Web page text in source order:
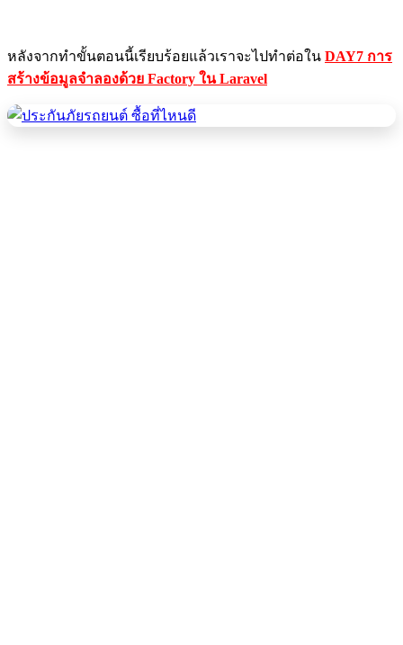
หลังจากทำขั้นตอนนี้เรียบร้อยแล้วเราจะไปทำต่อใน DAY7 การ
สร้างข้อมูลจำลองด้วย Factory ใน Laravel